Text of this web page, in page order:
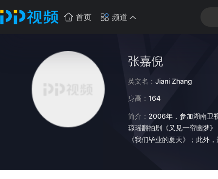
首页 频道
张嘉倪
英文名： Jiani Zhang
身高： 164
简介： 2006年，参加湖南卫
琼瑶翻拍剧《又见一帘幽梦
《我们毕业的夏天》；此外